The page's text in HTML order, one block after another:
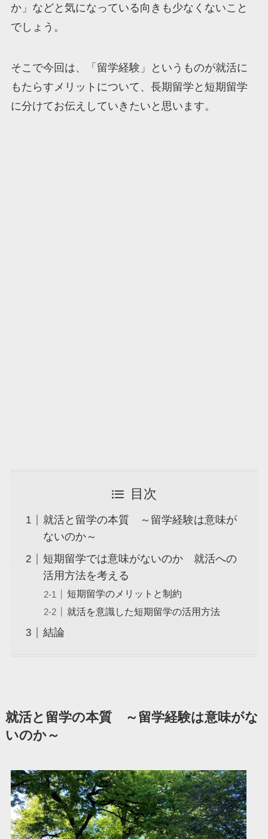
か」などと気になっている向きも少なくないこと
でしょう。
そこで今回は、「留学経験」というものが就活に
もたらすメリットについて、長期留学と短期留学
に分けてお伝えしていきたいと思います。
目次
就活と留学の本質 ～留学経験は意味が
ないのか～
短期留学では意味がないのか 就活への
活用方法を考える
短期留学のメリットと制約
就活を意識した短期留学の活用方法
結論
就活と留学の本質 ～留学経験は意味がな
いのか～